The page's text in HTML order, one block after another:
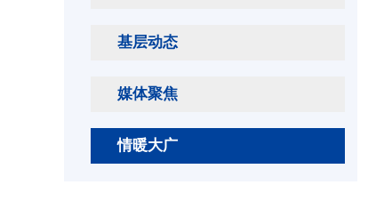
基层动态
媒体聚焦
情暖大广